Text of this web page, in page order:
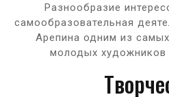
Разнообразие
самообразовательная
Арепина одним из
молодых художников